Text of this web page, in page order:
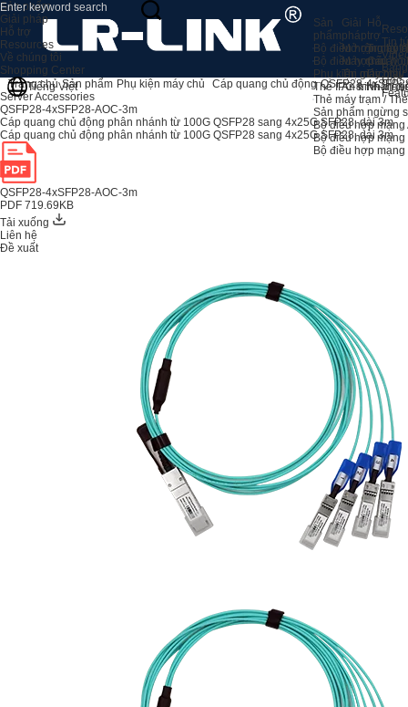
Sản
phẩm
Bộ điều hợp máy
Bộ điều hợp máy
Phụ kiện máy chủ
Thẻ IPC & Nhận
Thẻ máy trạm /
Sản phẩm ngừng
Bộ điều hợp mạng
Bộ điều hợp mạng
Bộ điều hợp
Giải
pháp
Mở rộng bộ
Máy chủ
Thị giác máy
An ninh
Hỗ
trợ
Trung
Câu
Dịch vụ
Tin
Học
Sản phẩm
Giải pháp
Hỗ trợ
Resources
Về chúng tôi
Shopping Center
Tiếng Việt
Trang chủ Sản phẩm Phụ kiện máy chủ Cáp quang chủ động QSFP28-
Server Accessories
QSFP28-4xSFP28-AOC-3m
Cáp quang chủ động phân nhánh từ 100G QSFP28 sang 4x25G SFP28, dài 3m
Cáp quang chủ động phân nhánh từ 100G QSFP28 sang 4x25G SFP28, dài 3m
QSFP28-4xSFP28-AOC-3m
PDF 719.69KB
Tải xuống
Liên hệ
Đề xuất